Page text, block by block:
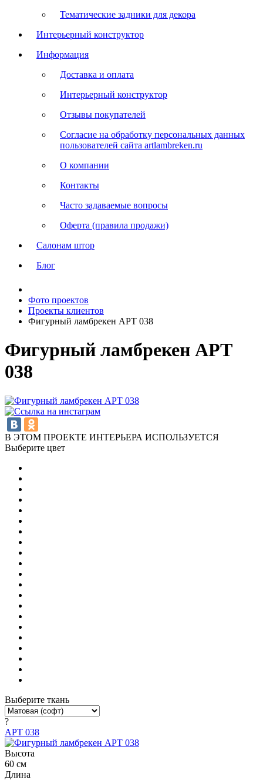
Тематические задники для декора
Интерьерный конструктор
Информация
Доставка и оплата
Интерьерный конструктор
Отзывы покупателей
Согласие на обработку персональных данных
пользователей сайта artlambreken.ru
О компании
Контакты
Часто задаваемые вопросы
Оферта (правила продажи)
Салонам штор
Блог
Фото проектов
Проекты клиентов
Фигурный ламбрекен АРТ 038
Фигурный ламбрекен АРТ
038
В ЭТОМ ПРОЕКТЕ ИНТЕРЬЕРА ИСПОЛЬЗУЕТСЯ
Выберите цвет
Выберите ткань
?
АРТ 038
Высота
60 см
Длина